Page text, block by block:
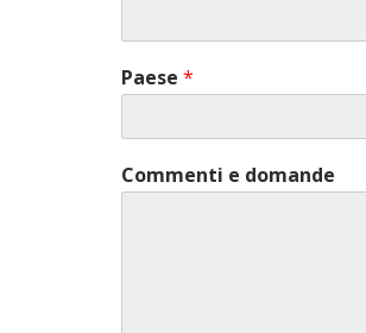
Paese *
Commenti e domande